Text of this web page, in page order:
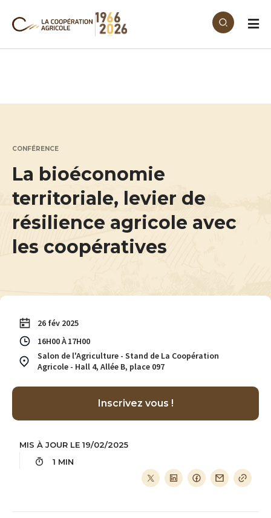
CONFÉRENCE
La bioéconomie
territoriale, levier de
résilience agricole avec
les coopératives
26 fév 2025
16H00
17H00
Salon de l'Agriculture - Stand de La Coopération
Agricole - Hall 4, Allée B, place 097
Inscrivez vous !
MIS À JOUR LE 19/02/2025
1 MIN